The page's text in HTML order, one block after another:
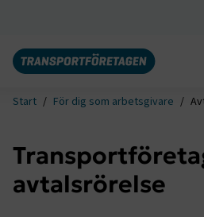
Start För dig som arbetsgivare
avtalsrörelse